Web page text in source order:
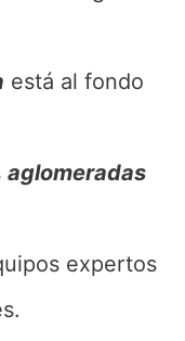
está al fondo
aglomeradas
expertos